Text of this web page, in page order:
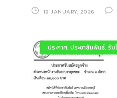
19 JANUARY, 2026
ประกาศ, ประชาสัมพันธ์, รับ